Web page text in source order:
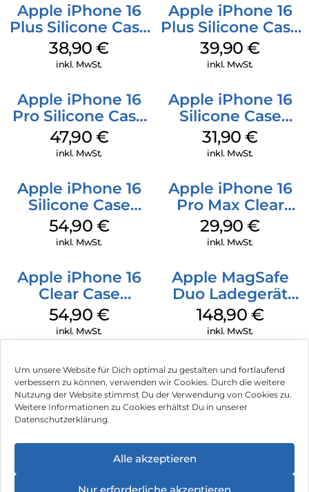
Um unsere Website für Dich optimal zu gestalten und fortlaufend
verbessern zu können, verwenden wir Cookies. Durch die weitere
Nutzung der Website stimmst Du der Verwendung von Cookies zu.
Weitere Informationen zu Cookies erhältst Du in unserer
Datenschutzerklärung.
Alle akzeptieren
Nur erforderliche akzeptieren
Apple iPhone 16
Plus Silicone Case
MagSafe Denim
38,90€
inkl. MwSt.
Apple iPhone 16
Plus Silicone Case
MagSafe Plum
39,90€
inkl. MwSt.
Apple iPhone 16
Pro Silicone Case
MagSafe Denim
47,90 €
inkl. MwSt.
Apple iPhone 16
Silicone Case
MagSafe Fuchsia
31,90€
inkl. MwSt.
Apple iPhone 16
Silicone Case
MagSafe Lake
Green
54,90 €
inkl. MwSt.
Apple iPhone 16
Pro Max Clear
Case MagSafe
Transparent
29,90€
inkl. MwSt.
Apple iPhone 16
Clear Case
MagSafe
Transparent
54,90 €
inkl. MwSt.
Apple MagSafe
Duo Ladegerät
Weiß
148,90 €
inkl. MwSt.
Impressum